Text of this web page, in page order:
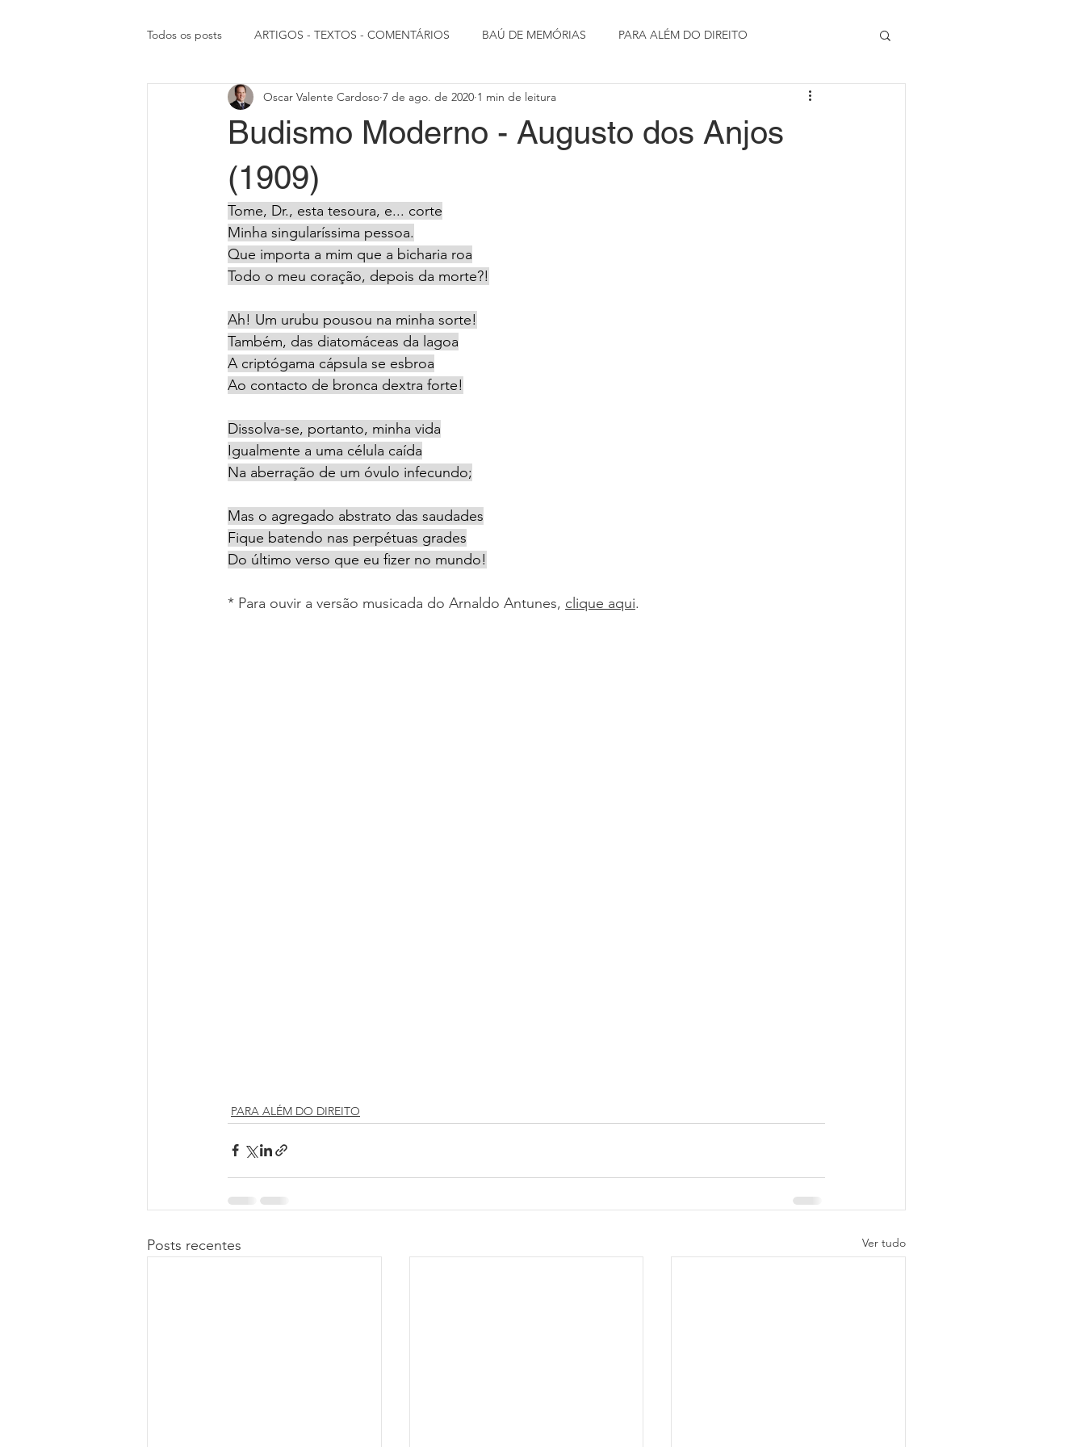
Todos os posts ARTIGOS - TEXTOS - COMENTÁRIOS BAÚ DE MEMÓRIAS PARA ALÉM DO DIREITO
RIGHT TRUE NEWS ARTICLES
Budismo Moderno - Augusto dos Anjos
(1909)
Oscar Valente Cardoso 7 de ago. de 2020 1 min de leitura
Tome, Dr., esta tesoura, e... corte
Minha singularíssima pessoa.
Que importa a mim que a bicharia roa
Todo o meu coração, depois da morte?!
Ah! Um urubu pousou na minha sorte!
Também, das diatomáceas da lagoa
A criptógama cápsula se esbroa
Ao contacto de bronca dextra forte!
Dissolva-se, portanto, minha vida
Igualmente a uma célula caída
Na aberração de um óvulo infecundo;
Mas o agregado abstrato das saudades
Fique batendo nas perpétuas grades
Do último verso que eu fizer no mundo!
* Para ouvir a versão musicada do Arnaldo Antunes, clique aqui.
PARA ALÉM DO DIREITO
Posts recentes Ver tudo